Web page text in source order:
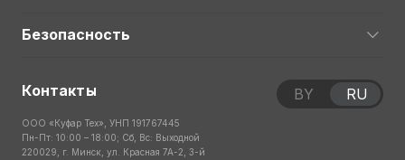
Безопасность
Контакты
ООО «Куфар Тех», УНП 191767445
Пн-Пт: 10:00 – 18:00; Сб, Вс: Выходной
220029, г. Минск, ул. Красная 7А-2, 3-й
BY RU